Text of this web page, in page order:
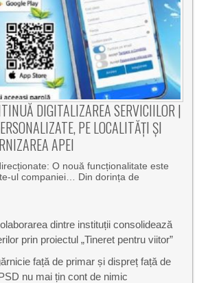
DIGITALIZAREA SERVICIILOR |
PE LOCALITĂȚI ȘI
APEI
O nouă funcționalitate este
ul companiei… Din dorința de
dintre instituții consolidează
prin proiectul „Tineret pentru viitor”
față de primar și dispreț față de
nu mai țin cont de nimic